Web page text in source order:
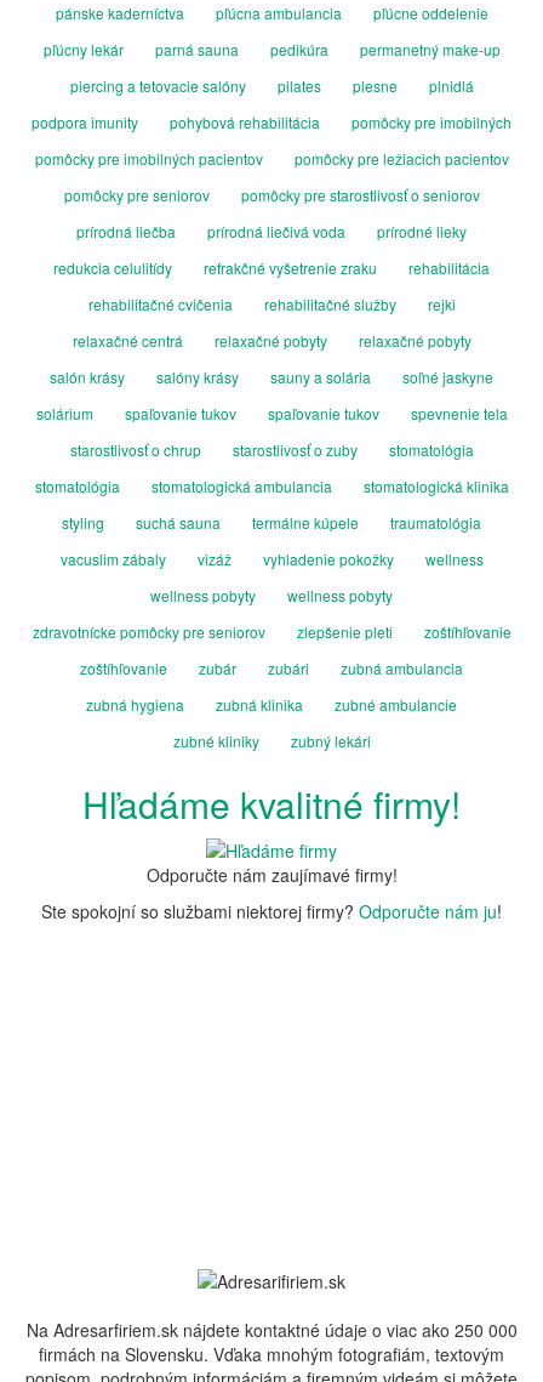
pánske kaderníctva
pľúcna ambulancia
pľúcne oddelenie
pľúcny lekár
parná sauna pedikúra
permanetný make-up
piercing a tetovacie salóny
pilates plesne
plnidlá
podpora imunity
pohybová rehabilitácia
pomôcky pre imobilných
pomôcky pre imobilných pacientov
pomôcky pre ležiacich pacientov
pomôcky pre seniorov
pomôcky pre starostlivosť o seniorov
prírodná liečba
prírodná liečivá voda
prírodné lieky
redukcia celulitídy
refrakčné vyšetrenie zraku
rehabilitácia
rehabilitačné cvičenia
rehabilitačné služby
rejki
relaxačné centrá
relaxačné pobyty
relaxačné pobyty
salón krásy
salóny krásy sauny a solária
soľné jaskyne
solárium
spaľovanie tukov spaľovanie tukov
spevnenie tela
starostlivosť o chrup
starostlivosť o zuby
stomatológia
stomatológia
stomatologická ambulancia
stomatologická klinika
styling
suchá sauna termálne kúpele
traumatológia
vacuslim zábaly
vizáž vyhladenie pokožky
wellness
wellness pobyty
wellness pobyty
zdravotnícke pomôcky pre seniorov
zlepšenie pleti
zoštíhľovanie
zoštíhľovanie
zubár zubári
zubná ambulancia
zubná hygiena
zubná klinika
zubné ambulancie
zubné kliniky
zubný lekári
Hľadáme kvalitné firmy!
Odporučte nám zaujímavé firmy!
Ste spokojní so službami niektorej firmy? Odporučte nám ju!
Na Adresarfiriem.sk nájdete kontaktné údaje o viac ako 250 000
firmách na Slovensku. Vďaka mnohým fotografiám, textovým